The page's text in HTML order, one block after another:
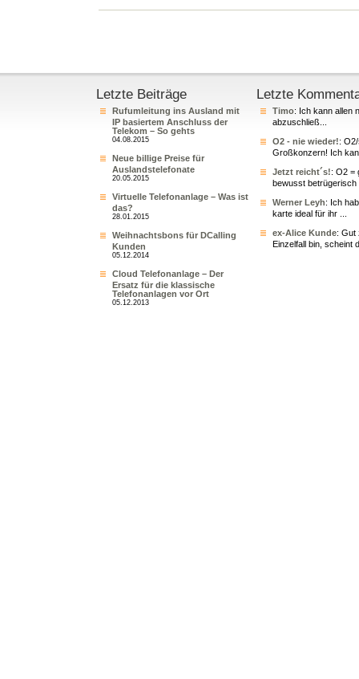
Letzte Beiträge
Rufumleitung ins Ausland mit
IP basiertem Anschluss der
Telekom – So gehts
04.08.2015
Neue billige Preise für
Auslandstelefonate
20.05.2015
Virtuelle Telefonanlage – Was ist
das?
28.01.2015
Weihnachtsbons für DCalling
Kunden
05.12.2014
Cloud Telefonanlage – Der
Ersatz für die klassische
Telefonanlagen vor Ort
05.12.2013
Letzte
Timo: Ich kann allen
abzuschließ...
O2 - nie wieder!:
Großkonzern! Ich
Jetzt reicht´s!: O2 =
bewusst betrügerisch
Werner Leyh: Ich
karte ideal für ihr ...
ex-Alice Kunde: Gut
Einzelfall bin, scheint